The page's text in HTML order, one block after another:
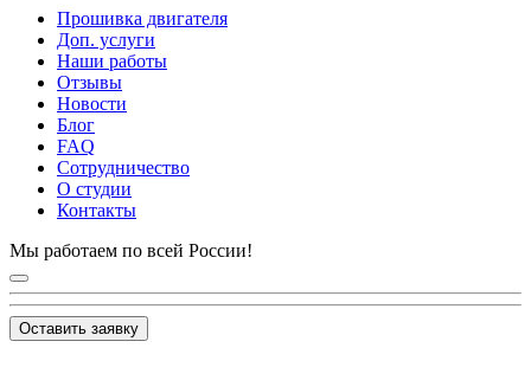
Прошивка двигателя
Доп. услуги
Наши работы
Отзывы
Новости
Блог
FAQ
Сотрудничество
О студии
Контакты
Мы работаем по всей России!
Оставить заявку